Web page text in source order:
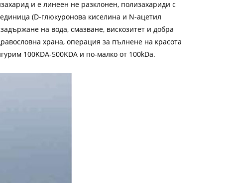
и е линеен не разклонен, полизахариди с
(D-глюкуронова киселина и N-ацетил
на вода, смазване, вискозитет и добра
храна, операция за пълнене на красота
100KDA-500KDA и по-малко от 100kDa.